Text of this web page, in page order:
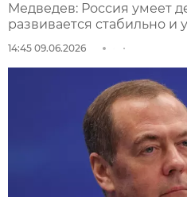
Медведев: Россия умеет
развивается стабильно и
14:45 09.06.2026